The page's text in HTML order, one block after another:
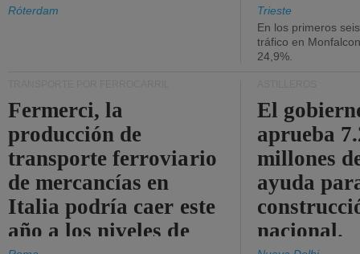
Róterdam
Trieste
En los primeros
tráfico en
24,9%.
Fermerci, la
producción de
transporte ferroviario
de mercancías en
Italia podría caer este
año a los niveles de
El
aprueba
millones
ayuda
nacional.